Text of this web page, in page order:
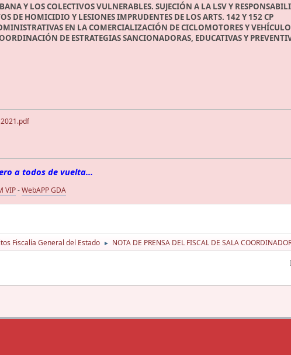
Y LOS COLECTIVOS VULNERABLES. SUJECIÓN A LA LSV Y
DE HOMICIDIO Y LESIONES IMPRUDENTES DE LOS ARTS. 142 Y 152 CP
EN LA COMERCIALIZACIÓN DE CICLOMOTORES Y
DE ESTRATEGIAS SANCIONADORAS, EDUCATIVAS Y
2021.pdf
a todos de vuelta...
VIP-WebAPP GDA
Fiscalía General del Estado ► NOTA DE PRENSA DEL FISCAL DE SALA